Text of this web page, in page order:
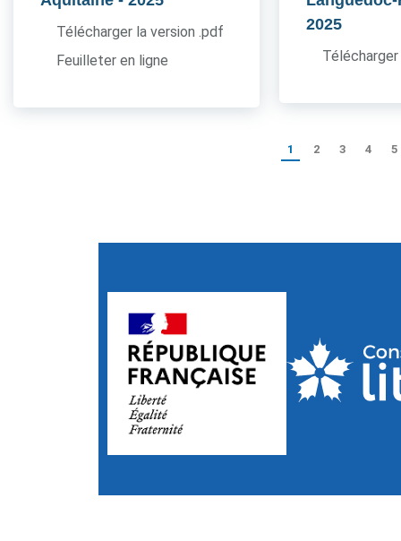
Télécharger la version .pdf
Feuilleter en ligne
2025
1 2 3 4 5